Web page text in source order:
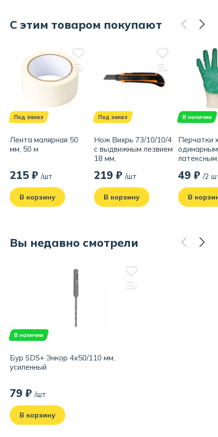
С этим товаром покупают
Под заказ
Лента малярная 50
мм, 50 м
215 ₽ /шт
В корзину
Под заказ
Нож Вихрь 73/10/10/4
с выдвижным лезвием
18 мм,
корпус,
автоматический
фиксатор
219 ₽ /шт
В корзину
В наличии
Перчатки
одинарным
латексным
49 ₽ /2
В
Вы недавно смотрели
В наличии
Бур SDS+ Энкор 4х50/110 мм,
усиленный
79 ₽ /шт
В корзину